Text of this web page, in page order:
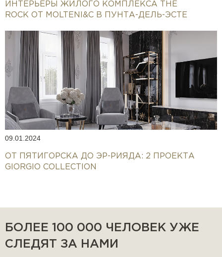
ИНТЕРЬЕРЫ ЖИЛОГО КОМПЛЕКСА THE
ROCK ОТ MOLTENI&C В ПУНТА-ДЕЛЬ-ЭСТЕ
09.01.2024
ОТ ПЯТИГОРСКА ДО ЭР-РИЯДА: 2 ПРОЕКТА
GIORGIO COLLECTION
БОЛЕЕ 100 000 ЧЕЛОВЕК УЖЕ
СЛЕДЯТ ЗА НАМИ